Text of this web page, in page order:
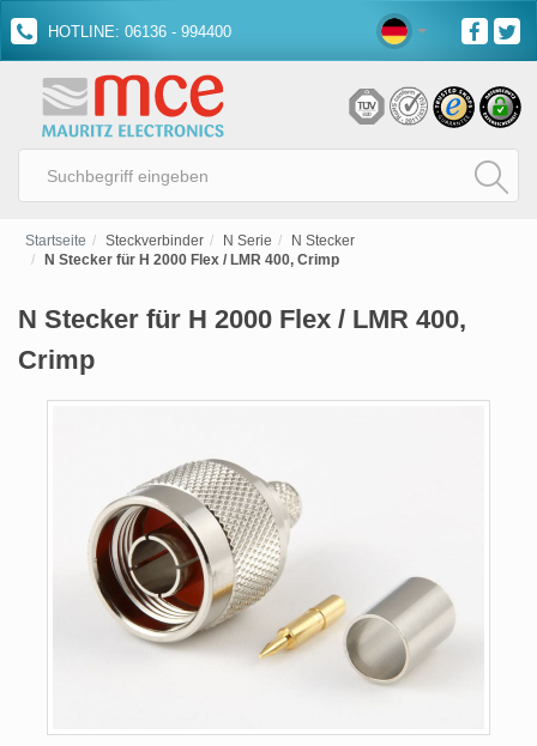
HOTLINE: 06136 - 994400
Startseite Steckverbinder N Serie
N Stecker
N Stecker für H 2000 Flex / LMR 400, Crimp
N Stecker für H 2000 Flex / LMR 400,
Crimp